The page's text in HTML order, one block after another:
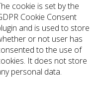
cookie is set by the
Cookie Consent
and is used to store
or not user has
to the use of
It does not store
personal data.